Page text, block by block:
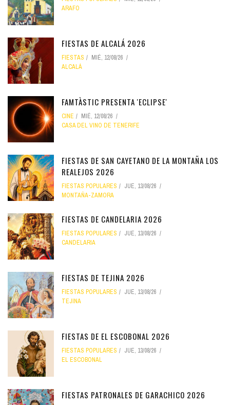
ARAFO
FIESTAS DE ALCALÁ 2026
FIESTAS
MIÉ, 12/08/26
ALCALÁ
FAMTÀSTIC PRESENTA 'ECLIPSE'
CINE
MIÉ, 12/08/26
CASA DEL VINO DE TENERIFE
FIESTAS DE SAN CAYETANO DE LA MONTAÑA LOS
REALEJOS 2026
FIESTAS POPULARES
JUE, 13/08/26
MONTAÑA-ZAMORA
FIESTAS DE CANDELARIA 2026
FIESTAS POPULARES
JUE, 13/08/26
CANDELARIA
FIESTAS DE TEJINA 2026
FIESTAS POPULARES
JUE, 13/08/26
TEJINA
FIESTAS DE EL ESCOBONAL 2026
FIESTAS POPULARES
JUE, 13/08/26
EL ESCOBONAL
FIESTAS PATRONALES DE GARACHICO 2026